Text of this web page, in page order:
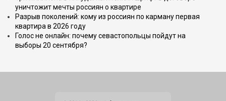
уничтожит мечты россиян о квартире
Разрыв поколений: кому из россиян по карману первая
квартира в 2026 году
Голос не онлайн: почему севастопольцы пойдут на
выборы 20 сентября?